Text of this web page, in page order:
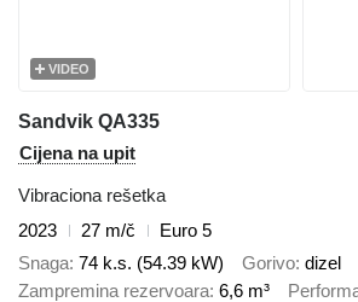
VIDEO
Sandvik QA335
Cijena na upit
Vibraciona rešetka
2023
27 m/č
Euro 5
Snaga 74 k.s. (54.39 kW) Gorivo dizel
Zampremina rezervoara 6,6 m³